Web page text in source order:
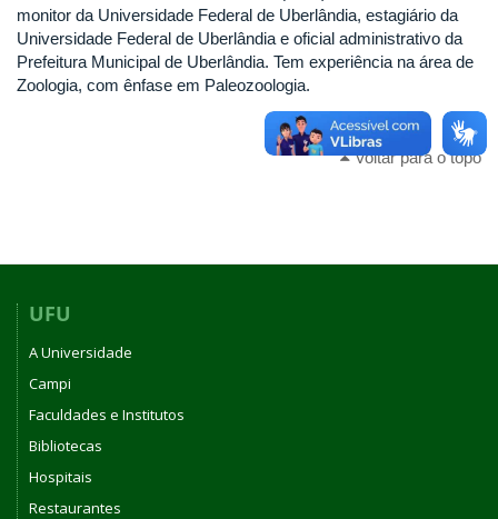
monitor da Universidade Federal de Uberlândia, estagiário da
Universidade Federal de Uberlândia e oficial administrativo da
Prefeitura Municipal de Uberlândia. Tem experiência na área de
Zoologia, com ênfase em Paleozoologia.
Voltar para o topo
UFU
A Universidade
Campi
Faculdades e Institutos
Bibliotecas
Hospitais
Restaurantes